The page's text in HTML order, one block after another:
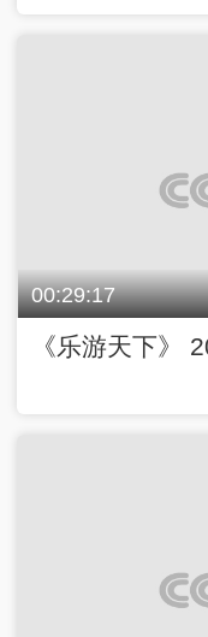
00:29:17
《乐游天下》